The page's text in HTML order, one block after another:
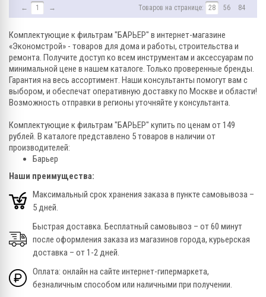
← 1 → Товаров на странице: 28 56 84
Комплектующие к фильтрам "БАРЬЕР" в интернет-магазине
«Экономстрой» - товаров для дома и работы, строительства и
ремонта. Получите доступ ко всем инструментам и аксессуарам по
минимальной цене в нашем каталоге. Только проверенные бренды.
Гарантия на весь ассортимент. Наши консультанты помогут вам с
выбором, и обеспечат оперативную доставку по Москве и области!
Возможность отправки в регионы уточняйте у консультанта.
Комплектующие к фильтрам "БАРЬЕР" купить по ценам от 149
рублей. В каталоге представлено 5 товаров в наличии от
производителей:
Барьер
Наши преимущества:
Максимальный срок хранения заказа в пункте самовывоза –
5 дней.
Быстрая доставка. Бесплатный самовывоз – от 60 минут
после оформления заказа из магазинов города, курьерская
доставка – от 1-2 дней.
Оплата: онлайн на сайте интернет-гипермаркета,
безналичным способом или наличными при получении.